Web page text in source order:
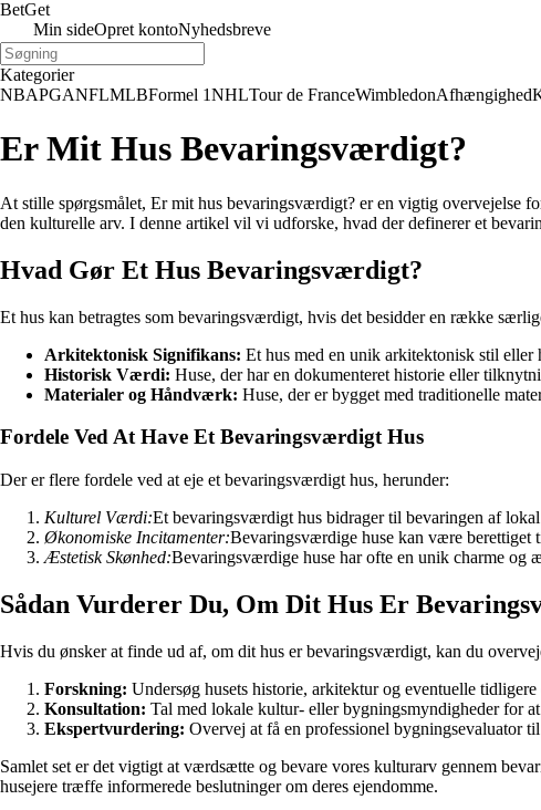
BetGet
Min sideOpret kontoNyhedsbreve
Kategorier
NBAPGANFLMLBFormel 1NHLTour de FranceWimbledonAfhængighed
Er Mit Hus Bevaringsværdigt?
At stille spørgsmålet, Er mit hus bevaringsværdigt? er en vigtig overvejelse
den kulturelle arv. I denne artikel vil vi udforske, hvad der definerer et
Hvad Gør Et Hus Bevaringsværdigt?
Et hus kan betragtes som bevaringsværdigt, hvis det besidder en række
Arkitektonisk Signifikans: Et hus med en unik arkitektonisk stil
Historisk Værdi: Huse, der har en dokumenteret historie eller
Materialer og Håndværk: Huse, der er bygget med traditionelle
Fordele Ved At Have Et Bevaringsværdigt Hus
Der er flere fordele ved at eje et bevaringsværdigt hus, herunder:
Kulturel Værdi:Et bevaringsværdigt hus bidrager til bevaringen af
Økonomiske Incitamenter:Bevaringsværdige huse kan være berettiget
Æstetisk Skønhed:Bevaringsværdige huse har ofte en unik charme og
Sådan Vurderer Du, Om Dit Hus Er
Hvis du ønsker at finde ud af, om dit hus er bevaringsværdigt, kan du
Forskning: Undersøg husets historie, arkitektur og eventuelle
Konsultation: Tal med lokale kultur- eller bygningsmyndigheder for
Ekspertvurdering: Overvej at få en professionel bygningsevaluator
Samlet set er det vigtigt at værdsætte og bevare vores kulturarv gennem
husejere træffe informerede beslutninger om deres ejendomme.